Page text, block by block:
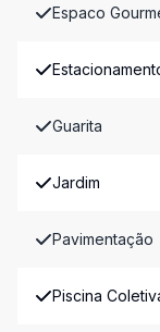
Espaco
Guarita
Jardim
Pavimentação
Piscina